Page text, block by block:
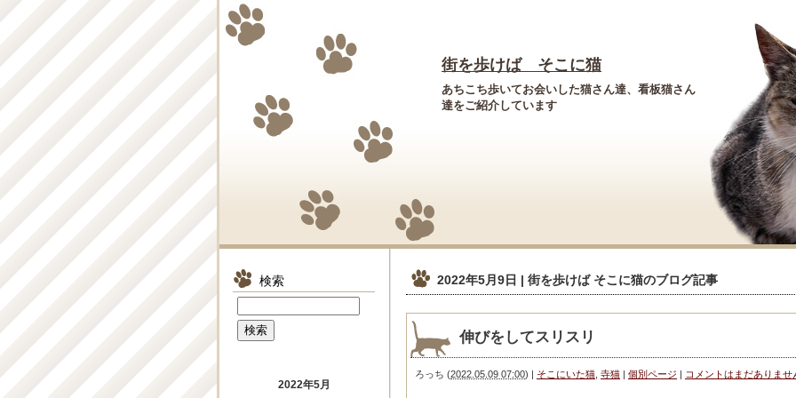
街を歩けば そこに猫
あちこち歩いてお会いした猫さん達、看板猫さん
達をご紹介しています
2022年5月9日 | 街を歩けば そこに猫のブログ記事
伸びをしてスリスリ
ろっち (2022.05.09 07:00) | そこにいた猫 寺猫 | 個別ページ | コメントはまだありませ
検索
2022年5月